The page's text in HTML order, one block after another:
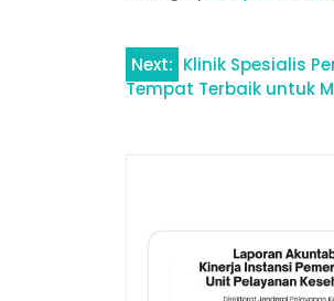
Navigasi
pos
Next: Klinik Spesialis
Tempat Terbaik untuk